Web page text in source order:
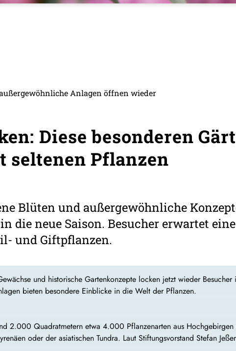
Anlagen öffnen wieder
Diese besonderen
seltenen Pflanzen
Blüten und außergewöhnliche
die neue Saison. Besucher erwartet
und Giftpflanzen.
und historische Gartenkonzepte locken jetzt wieder
bieten besondere Einblicke in die Welt der Pflanzen.
2.000 Quadratmetern etwa 4.000 Pflanzenarten aus
oder der asiatischen Tundra. Laut Stiftungsvorstand Stefan